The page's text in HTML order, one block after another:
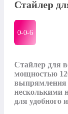
Стайлер
0-0-6
Стайлер для
мощностью
выпрямления
несколькими
для удобного